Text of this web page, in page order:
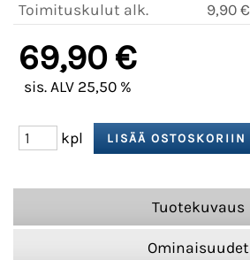
Toimituskulut alk.
9,90 €
69,90 €
sis. ALV 25,50 %
kpl
Tuotekuvaus
Ominaisuudet